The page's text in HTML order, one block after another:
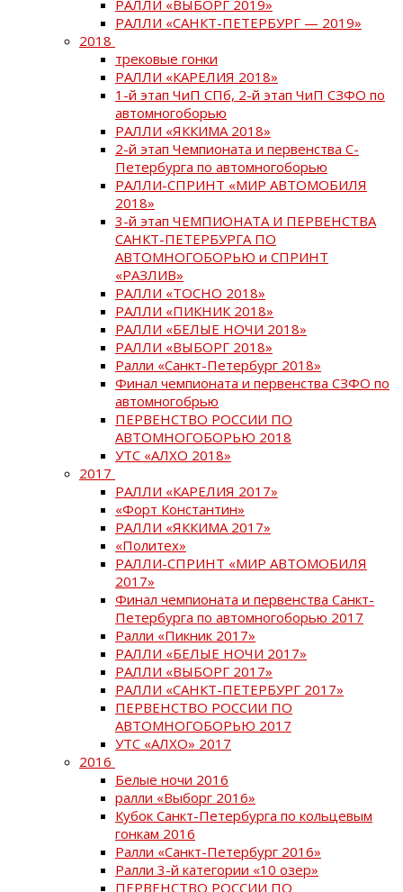
РАЛЛИ «ВЫБОРГ 2019»
РАЛЛИ «САНКТ-ПЕТЕРБУРГ — 2019»
2018
трековые гонки
РАЛЛИ «КАРЕЛИЯ 2018»
1-й этап ЧиП СПб, 2-й этап ЧиП СЗФО по
автомногоборью
РАЛЛИ «ЯККИМА 2018»
2-й этап Чемпионата и первенства С-
Петербурга по автомногоборью
РАЛЛИ-СПРИНТ «МИР АВТОМОБИЛЯ
2018»
3-й этап ЧЕМПИОНАТА И ПЕРВЕНСТВА
САНКТ-ПЕТЕРБУРГА ПО
АВТОМНОГОБОРЬЮ и СПРИНТ
«РАЗЛИВ»
РАЛЛИ «ТОСНО 2018»
РАЛЛИ «ПИКНИК 2018»
РАЛЛИ «БЕЛЫЕ НОЧИ 2018»
РАЛЛИ «ВЫБОРГ 2018»
Ралли «Санкт-Петербург 2018»
Финал чемпионата и первенства СЗФО по
автомногобрью
ПЕРВЕНСТВО РОССИИ ПО
АВТОМНОГОБОРЬЮ 2018
УТС «АЛХО 2018»
2017
РАЛЛИ «КАРЕЛИЯ 2017»
«Форт Константин»
РАЛЛИ «ЯККИМА 2017»
«Политех»
РАЛЛИ-СПРИНТ «МИР АВТОМОБИЛЯ
2017»
Финал чемпионата и первенства Санкт-
Петербурга по автомногоборью 2017
Ралли «Пикник 2017»
РАЛЛИ «БЕЛЫЕ НОЧИ 2017»
РАЛЛИ «ВЫБОРГ 2017»
РАЛЛИ «САНКТ-ПЕТЕРБУРГ 2017»
ПЕРВЕНСТВО РОССИИ ПО
АВТОМНОГОБОРЬЮ 2017
УТС «АЛХО» 2017
2016
Белые ночи 2016
ралли «Выборг 2016»
Кубок Санкт-Петербурга по кольцевым
гонкам 2016
Ралли «Санкт-Петербург 2016»
Ралли 3-й категории «10 озер»
ПЕРВЕНСТВО РОССИИ ПО